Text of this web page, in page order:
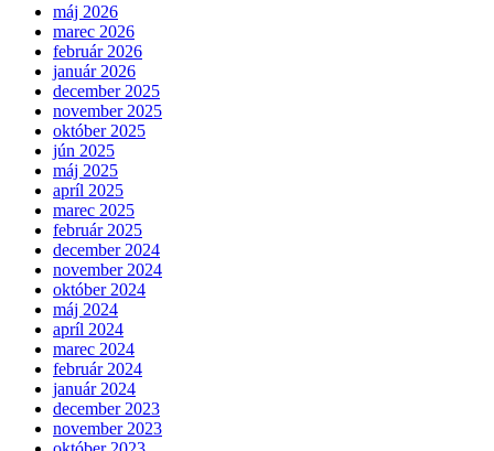
máj 2026
marec 2026
február 2026
január 2026
december 2025
november 2025
október 2025
jún 2025
máj 2025
apríl 2025
marec 2025
február 2025
december 2024
november 2024
október 2024
máj 2024
apríl 2024
marec 2024
február 2024
január 2024
december 2023
november 2023